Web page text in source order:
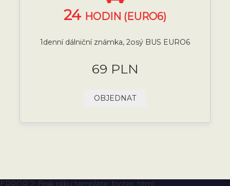
24 HODIN (EURO6)
1denní dálniční známka, 2osý BUS EURO6
69 PLN
OBJEDNAT
ERROR 2: Brak pliku template: footer_html